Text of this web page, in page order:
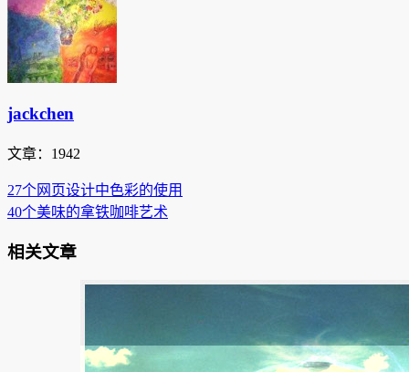
jackchen
文章：1942
27个网页设计中色彩的使用
40个美味的拿铁咖啡艺术
相关文章